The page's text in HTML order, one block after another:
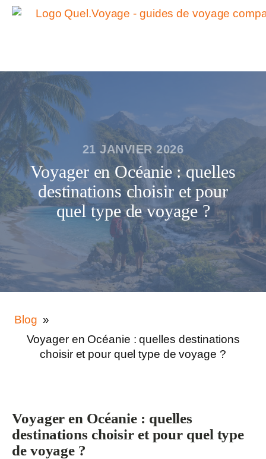
21 JANVIER 2026
Voyager en Océanie : quelles
destinations choisir et pour
quel type de voyage ?
Blog »
Voyager en Océanie : quelles destinations
choisir et pour quel type de voyage ?
Voyager en Océanie : quelles
destinations choisir et pour quel type
de voyage ?